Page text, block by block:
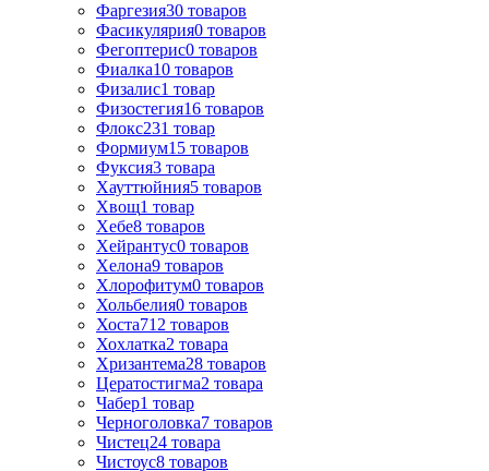
Фаргезия30 товаров
Фасикулярия0 товаров
Фегоптерис0 товаров
Фиалка10 товаров
Физалис1 товар
Физостегия16 товаров
Флокс231 товар
Формиум15 товаров
Фуксия3 товара
Хауттюйния5 товаров
Хвощ1 товар
Хебе8 товаров
Хейрантус0 товаров
Хелона9 товаров
Хлорофитум0 товаров
Хольбелия0 товаров
Хоста712 товаров
Хохлатка2 товара
Хризантема28 товаров
Цератостигма2 товара
Чабер1 товар
Черноголовка7 товаров
Чистец24 товара
Чистоус8 товаров